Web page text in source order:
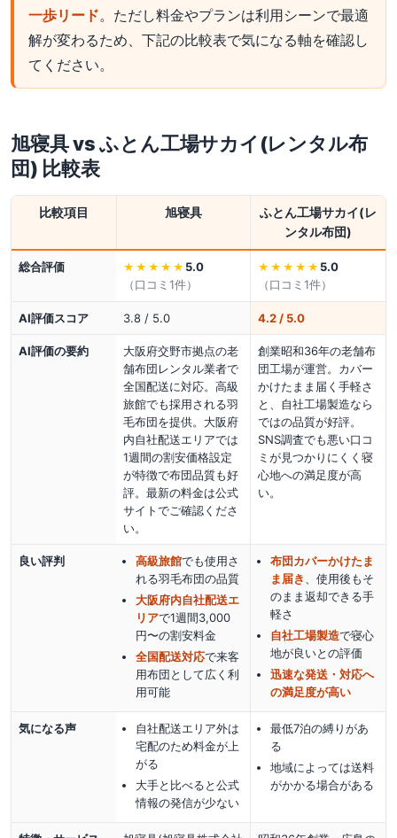
一歩リード。ただし料金やプランは利用シーンで最適
解が変わるため、下記の比較表で気になる軸を確認し
てください。
旭寝具vsふとん工場サカイ(レンタル布
団) 比較表
比較項目 旭寝具
ふとん工場サカイ(レ
ンタル布団)
総合評価 ★★★★★ 5.0
（口コミ 1件）
★★★★★ 5.0
（口コミ 1件）
AI評価スコア 3.8 / 5.0 4.2 / 5.0
AI評価の要約
大阪府交野市拠点の老
舗布団レンタル業者で
全国配送に対応。高級
旅館でも採用される羽
毛布団を提供。大阪府
内自社配送エリアでは
1週間の割安価格設定
が特徴で布団品質も好
評。最新の料金は公式
サイトでご確認くださ
い。
創業昭和36年の老舗布
団工場が運営。カバー
かけたまま届く手軽さ
と、自社工場製造なら
ではの品質が好評。
SNS調査でも悪い口コ
ミが見つかりにくく寝
心地への満足度が高
い。
良い評判 高級旅館でも使用さ
れる羽毛布団の品質
大阪府内自社配送エ
リアで1週間3,000
円〜の割安料金
全国配送対応で来客
用布団として広く利
用可能
布団カバーかけたま
ま届き
、使用後もそ
のまま返却できる手
軽さ
自社工場製造で寝心
地が良いとの評価
迅速な発送・対応へ
の満足度が高い
気になる声
自社配送エリア外は
宅配のため料金が上
がる
大手と比べると公式
情報の発信が少ない
最低7泊の縛りがあ
る
地域によっては送料
がかかる場合がある